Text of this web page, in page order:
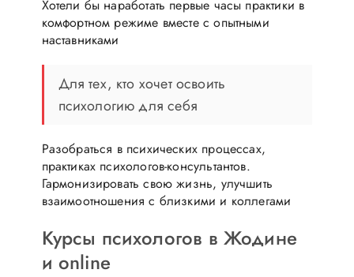
Хотели бы наработать первые часы практики в
комфортном режиме вместе с опытными
наставниками
Для тех, кто хочет освоить
психологию для себя
Разобраться в психических процессах,
практиках психологов-консультантов.
Гармонизировать свою жизнь, улучшить
взаимоотношения с близкими и коллегами
Курсы психологов в Жодине
и online